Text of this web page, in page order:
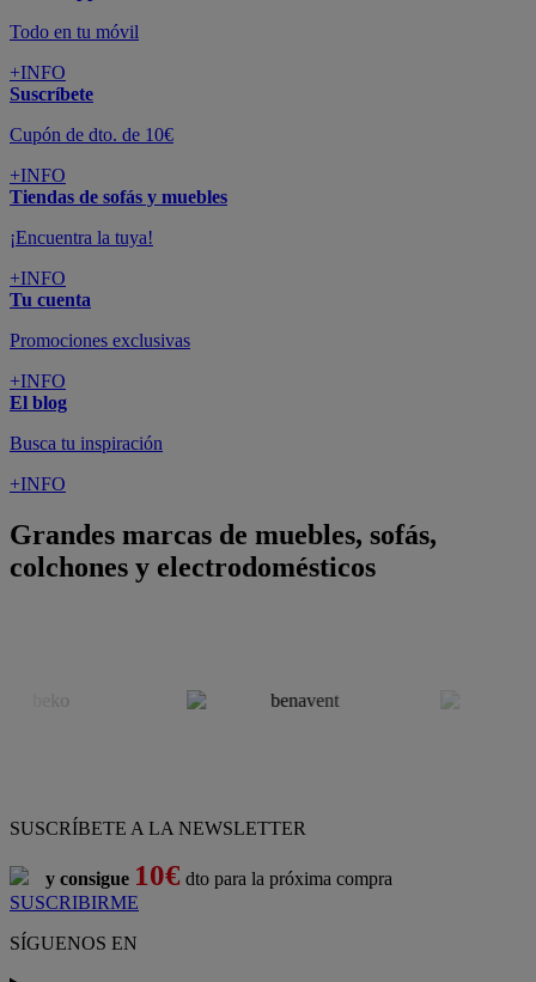
Todo en tu móvil
+INFO
Suscríbete
Cupón de dto. de 10€
+INFO
Tiendas de sofás y muebles
¡Encuentra la tuya!
+INFO
Tu cuenta
Promociones exclusivas
+INFO
El blog
Busca tu inspiración
+INFO
Grandes marcas de muebles, sofás,
colchones y electrodomésticos
SUSCRÍBETE A LA NEWSLETTER
y consigue 10€ dto para la próxima compra
SUSCRIBIRME
SÍGUENOS EN